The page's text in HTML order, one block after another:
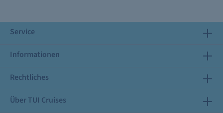
Service
Informationen
Rechtliches
Über TUI Cruises